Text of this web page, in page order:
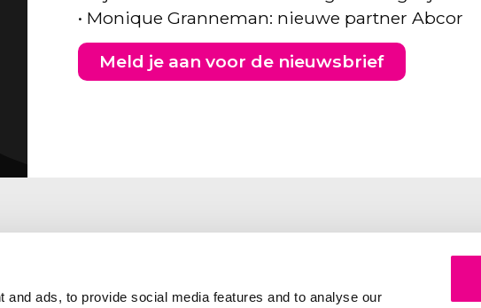
and ads, to provide social media features and to analyse our
• Monique Granneman: nieuwe partner Abcor
Meld je aan voor de nieuwsbrief